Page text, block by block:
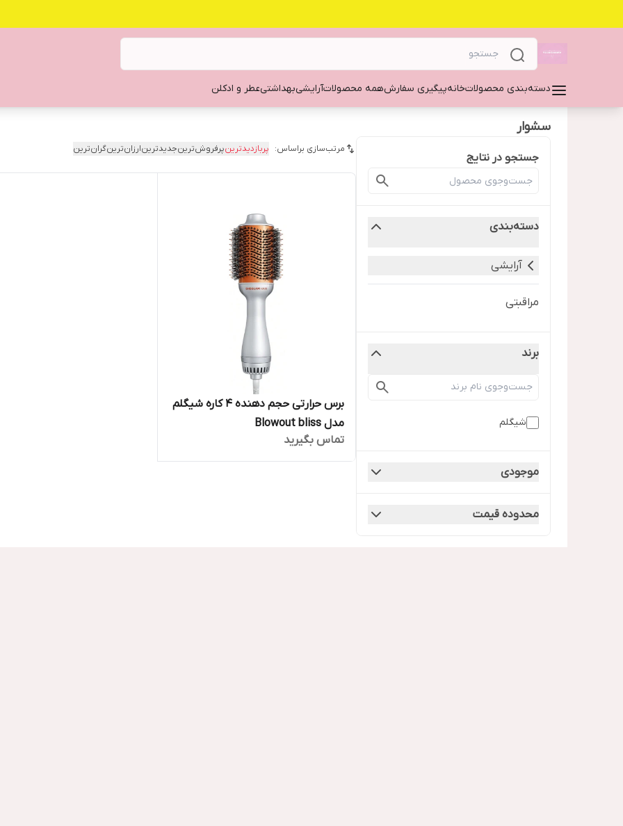
دسته‌بندی محصولاتخانهپیگیری سفارشهمه محصولاتآرایشیبهداشتیعطر و ادکلن
سشوار
جستجو در نتایج
دسته‌بندی
آرایشی
مراقبتی
برند
شیگلم
موجودی
محدوده قیمت
مرتب‌سازی براساس: پربازدیدترینپرفروش‌ترینجدیدترینارزان‌ترینگران‌ترین
برس حرارتی حجم دهنده ۴ کاره شیگلم
مدل Blowout bliss
تماس بگیرید